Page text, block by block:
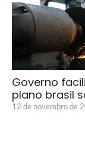
Governo
plano brasil
12 de novembro de